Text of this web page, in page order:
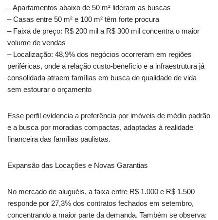
– Apartamentos abaixo de 50 m² lideram as buscas
– Casas entre 50 m² e 100 m² têm forte procura
– Faixa de preço: R$ 200 mil a R$ 300 mil concentra o maior
volume de vendas
– Localização: 48,9% dos negócios ocorreram em regiões
periféricas, onde a relação custo-benefício e a infraestrutura já
consolidada atraem famílias em busca de qualidade de vida
sem estourar o orçamento
Esse perfil evidencia a preferência por imóveis de médio padrão
e a busca por moradias compactas, adaptadas à realidade
financeira das famílias paulistas.
Expansão das Locações e Novas Garantias
No mercado de aluguéis, a faixa entre R$ 1.000 e R$ 1.500
responde por 27,3% dos contratos fechados em setembro,
concentrando a maior parte da demanda. Também se observa: